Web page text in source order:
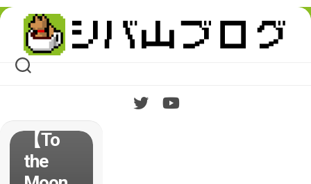
Skip
content
【To
the